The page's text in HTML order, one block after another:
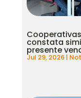
constata
presente
Jul 29, 2026|